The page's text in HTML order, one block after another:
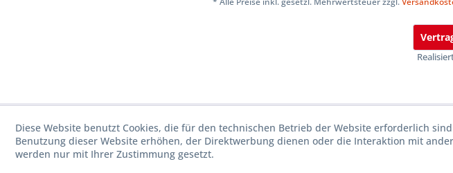
Diese Website benutzt Cookies, die für den technischen Betrieb der Website erforderlich
Benutzung dieser Website erhöhen, der Direktwerbung dienen oder die Interaktion mit
werden nur mit Ihrer Zustimmung gesetzt.